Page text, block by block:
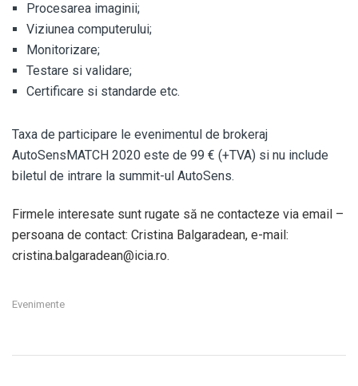
Procesarea imaginii;
Viziunea computerului;
Monitorizare;
Testare si validare;
Certificare si standarde etc.
Taxa de participare le evenimentul de brokeraj
AutoSensMATCH 2020 este de 99 € (+TVA) si nu include
biletul de intrare la summit-ul AutoSens.
Firmele interesate sunt rugate să ne contacteze via email –
persoana de contact: Cristina Balgaradean, e-mail:
cristina.balgaradean@icia.ro.
Evenimente